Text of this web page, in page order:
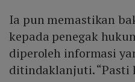
Ia pun memastikan
kepada penegak
diperoleh informasi
ditindaklanjuti. “Pasti